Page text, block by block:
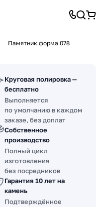
Памятник форма 078
Круговая полировка —
бесплатно
Выполняется
по умолчанию в каждом
заказе, без доплат
Собственное
производство
Полный цикл
изготовления
без посредников
Гарантия 10 лет на
камень
Подтверждённое